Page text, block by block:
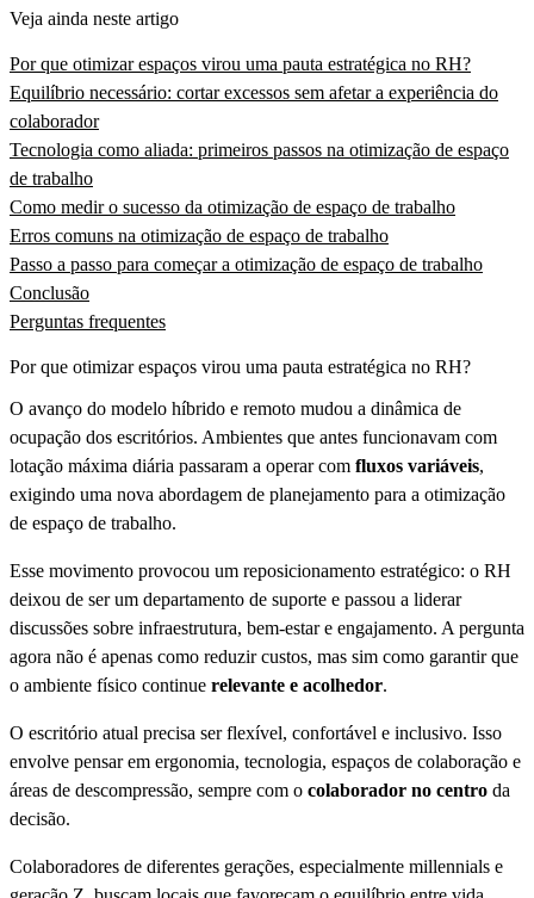
Veja ainda neste artigo
Por que otimizar espaços virou uma pauta estratégica no RH?
Equilíbrio necessário: cortar excessos sem afetar a experiência do
colaborador
Tecnologia como aliada: primeiros passos na otimização de espaço
de trabalho
Como medir o sucesso da otimização de espaço de trabalho
Erros comuns na otimização de espaço de trabalho
Passo a passo para começar a otimização de espaço de trabalho
Conclusão
Perguntas frequentes
Por que otimizar espaços virou uma pauta estratégica no RH?
O avanço do modelo híbrido e remoto mudou a dinâmica de
ocupação dos escritórios. Ambientes que antes funcionavam com
lotação máxima diária passaram a operar com fluxos variáveis,
exigindo uma nova abordagem de planejamento para a otimização
de espaço de trabalho.
Esse movimento provocou um reposicionamento estratégico: o RH
deixou de ser um departamento de suporte e passou a liderar
discussões sobre infraestrutura, bem-estar e engajamento. A pergunta
agora não é apenas como reduzir custos, mas sim como garantir que
o ambiente físico continue relevante e acolhedor.
O escritório atual precisa ser flexível, confortável e inclusivo. Isso
envolve pensar em ergonomia, tecnologia, espaços de colaboração e
áreas de descompressão, sempre com o colaborador no centro da
decisão.
Colaboradores de diferentes gerações, especialmente millennials e